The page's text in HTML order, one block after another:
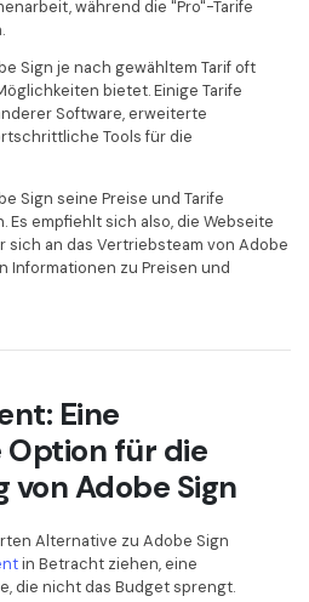
während die "Pro"-Tarife
Sign je nach gewähltem Tarif oft
bietet. Einige Tarife
Software, erweiterte
Tools für die
Sign seine Preise und Tarife
Es empfiehlt sich also, die Webseite
an das Vertriebsteam von Adobe
Informationen zu Preisen und
Eine
für die
von Adobe Sign
Alternative zu Adobe Sign
in Betracht ziehen, eine
die nicht das Budget sprengt.